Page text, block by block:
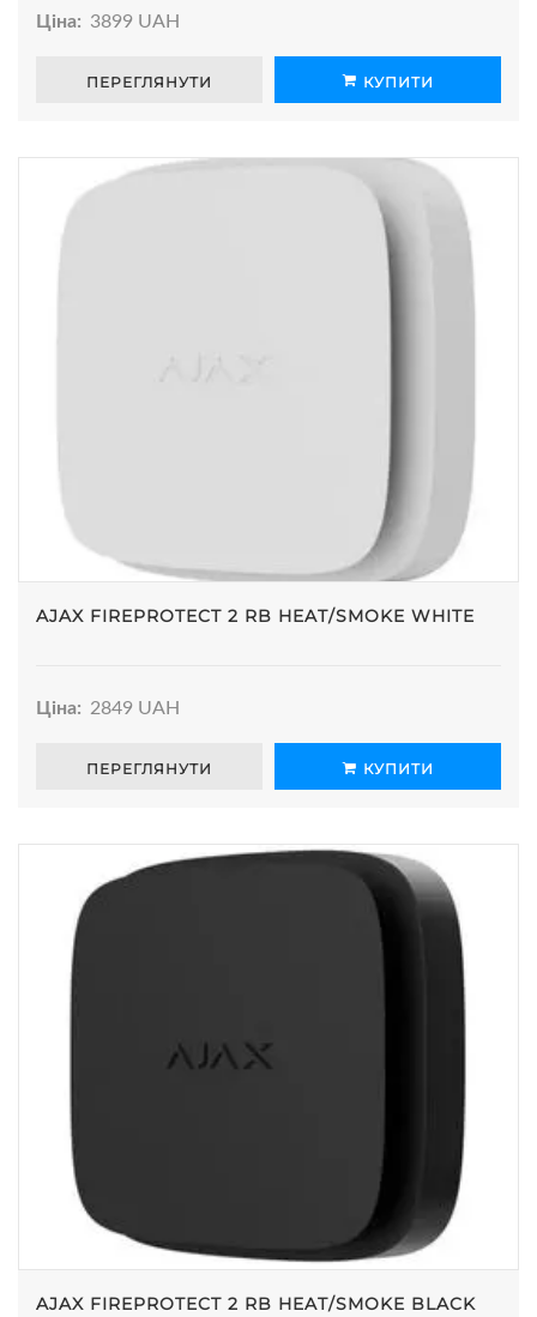
Ціна: 3899 UAH
ПЕРЕГЛЯНУТИ КУПИТИ
AJAX FIREPROTECT 2 RB HEAT/SMOKE WHITE
Ціна: 2849 UAH
ПЕРЕГЛЯНУТИ КУПИТИ
AJAX FIREPROTECT 2 RB HEAT/SMOKE BLACK